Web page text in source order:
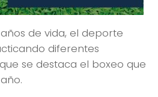
de vida, el deporte
diferentes
se destaca el boxeo que